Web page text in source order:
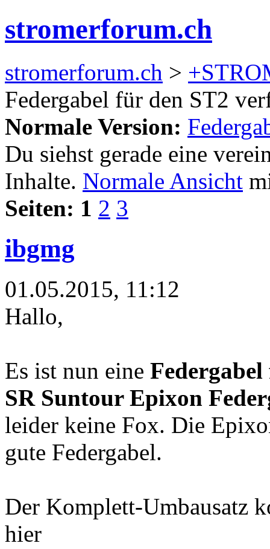
stromerforum.ch
stromerforum.ch >
Federgabel für den ST2
Normale Version:
Du siehst gerade eine
Inhalte. Normale Ansicht
Seiten: 1 2 3
ibgmg
01.05.2015, 11:12
Hallo,
Es ist nun eine
SR Suntour Epixon
leider keine Fox. Die
gute Federgabel.
Der Komplett-Umbausatz
hier